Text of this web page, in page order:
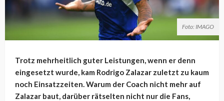
Foto: IMAGO
Trotz mehrheitlich guter Leistungen, wenn er denn
eingesetzt wurde, kam Rodrigo Zalazar zuletzt zu kaum
noch Einsatzzeiten. Warum der Coach nicht mehr auf
Zalazar baut, darüber rätselten nicht nur die Fans,